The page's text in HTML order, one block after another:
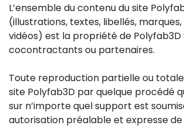
L’ensemble du contenu du site
(illustrations, textes, libellés, marques,
vidéos) est la propriété de Polyfab3D
cocontractants ou partenaires.
Toute reproduction partielle ou
site Polyfab3D par quelque procédé
sur n’importe quel support est
autorisation préalable et expresse de